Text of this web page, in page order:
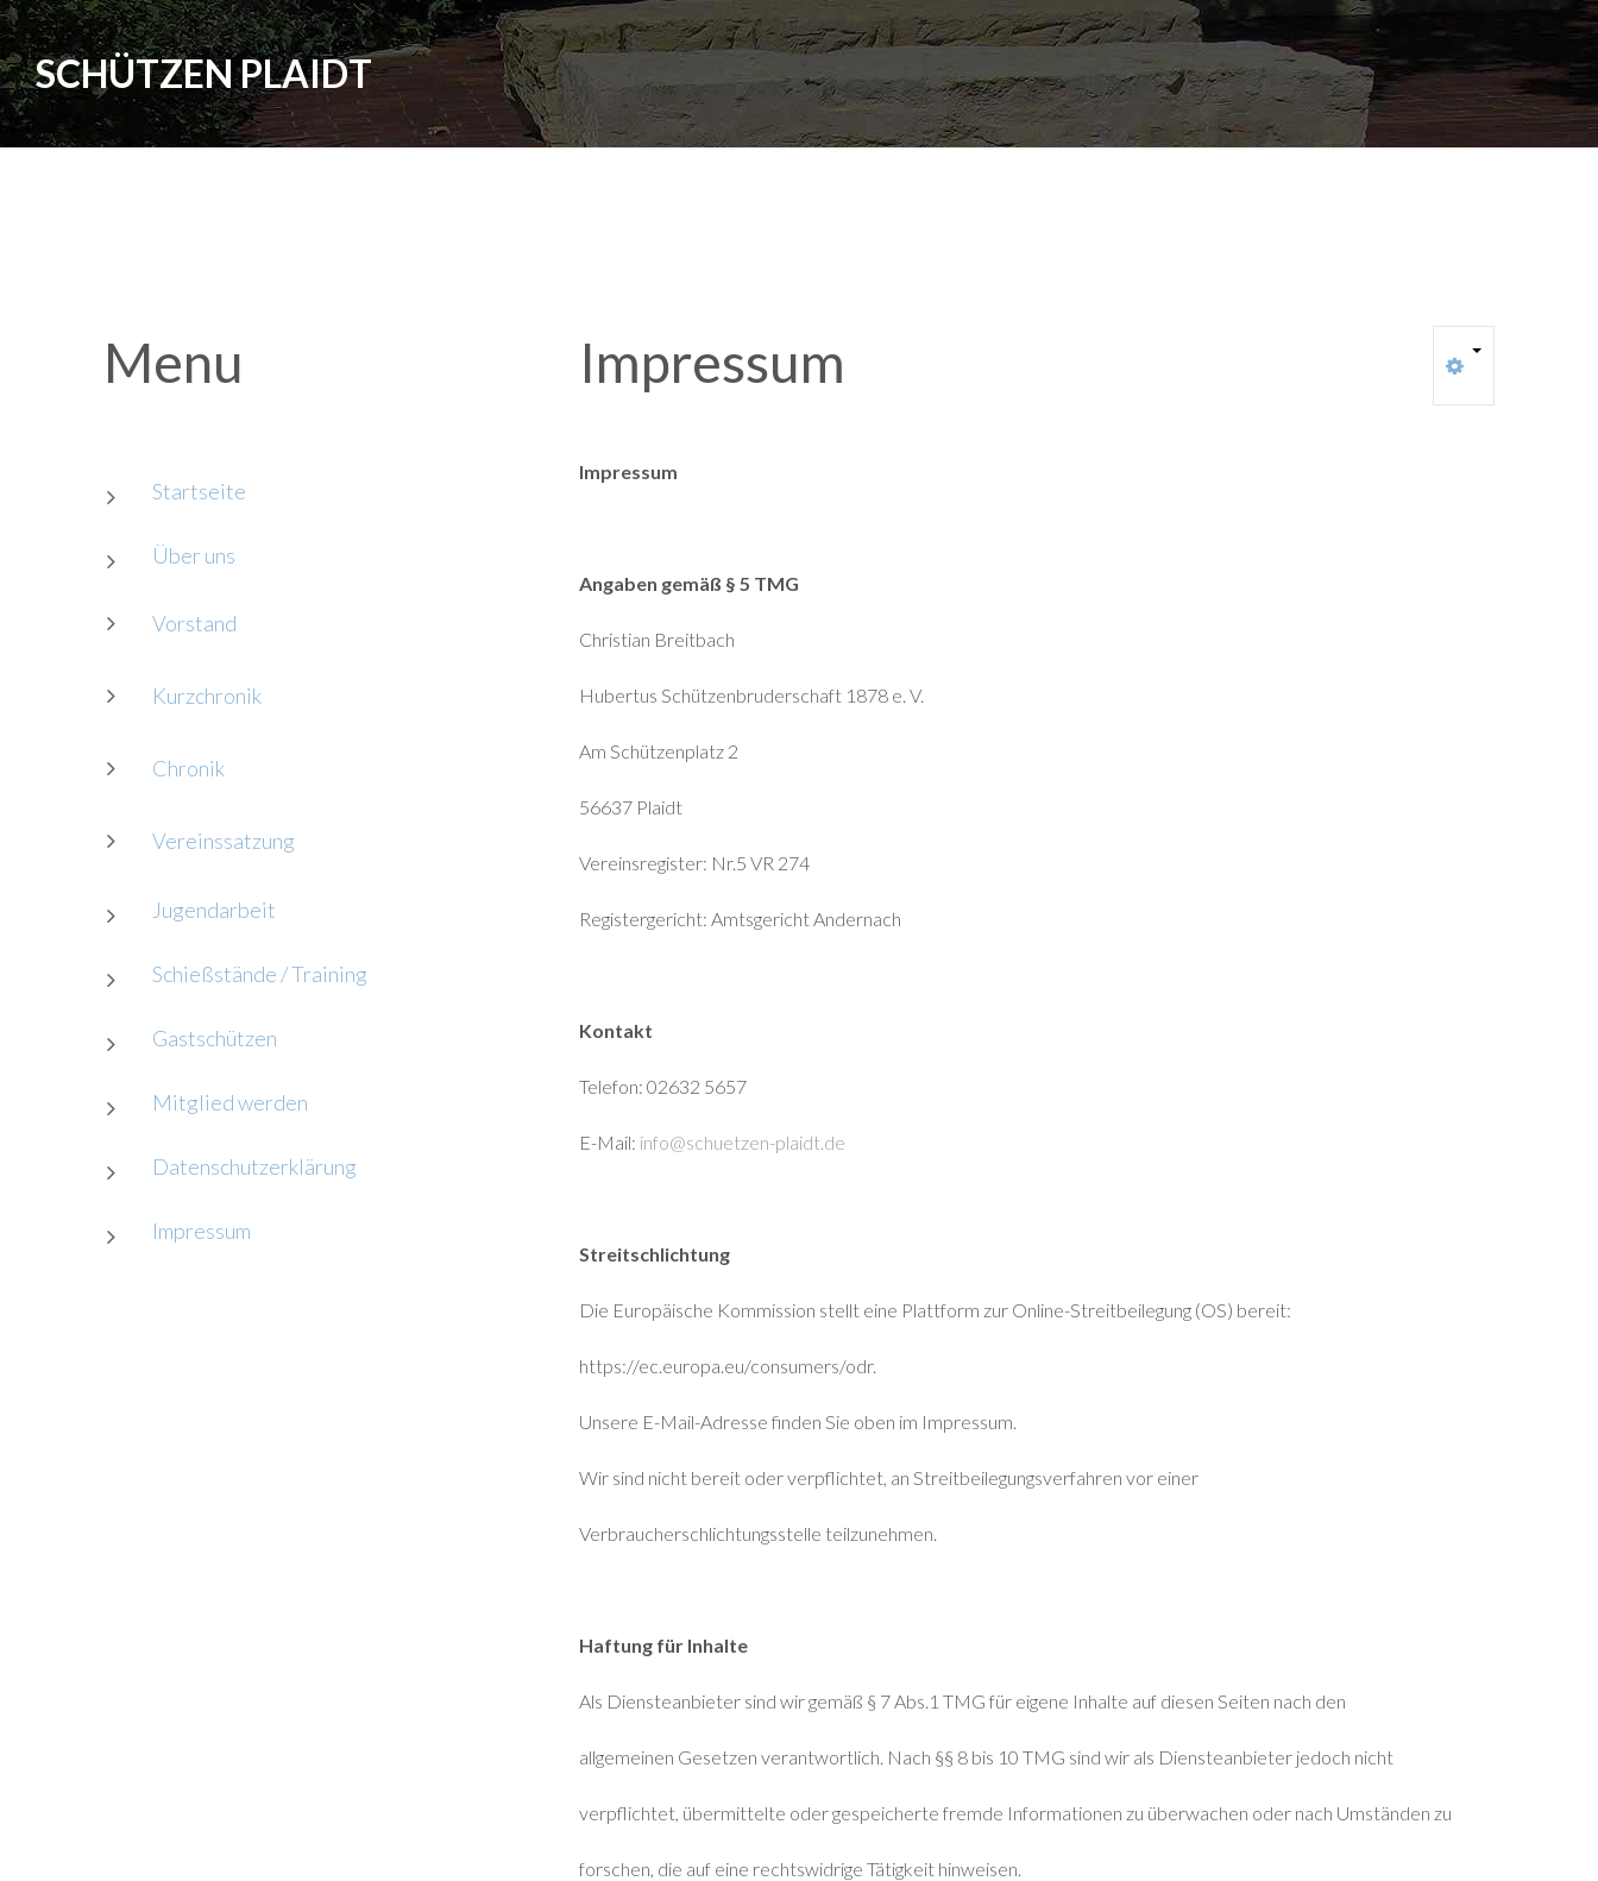
SCHÜTZENPLAIDT
Menu
Startseite
Über uns
Vorstand
Kurzchronik
Chronik
Vereinssatzung
Jugendarbeit
Schießstände / Training
Gastschützen
Mitglied werden
Datenschutzerklärung
Impressum
Impressum
Impressum
Angaben gemäß § 5 TMG
Christian Breitbach
Hubertus Schützenbruderschaft 1878 e. V.
Am Schützenplatz 2
56637 Plaidt
Vereinsregister: Nr.5 VR 274
Registergericht: Amtsgericht Andernach
Kontakt
Telefon: 02632 5657
E-Mail: info@schuetzen-plaidt.de
Streitschlichtung
Die Europäische Kommission stellt eine Plattform zur Online-Streitbeilegung (OS) bereit:
https://ec.europa.eu/consumers/odr.
Unsere E-Mail-Adresse finden Sie oben im Impressum.
Wir sind nicht bereit oder verpflichtet, an Streitbeilegungsverfahren vor einer
Verbraucherschlichtungsstelle teilzunehmen.
Haftung für Inhalte
Als Diensteanbieter sind wir gemäß § 7 Abs.1 TMG für eigene Inhalte auf diesen Seiten nach den
allgemeinen Gesetzen verantwortlich. Nach §§ 8 bis 10 TMG sind wir als Diensteanbieter jedoch nicht
verpflichtet, übermittelte oder gespeicherte fremde Informationen zu überwachen oder nach Umständen zu
forschen, die auf eine rechtswidrige Tätigkeit hinweisen.